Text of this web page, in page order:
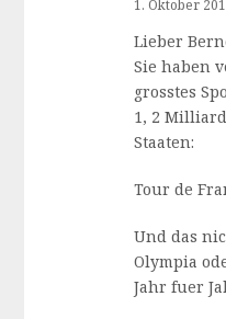
1. Oktober
Lieber
Sie haben
grosstes
1, 2
Staaten:
Tour de
Und das
Olympia
Jahr fuer